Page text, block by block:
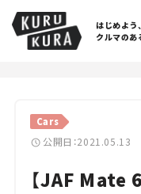
はじめよう、
クルマのあ
Cars
公開日：2021.05.13
【JAF Mate
Cars
Lifestyle